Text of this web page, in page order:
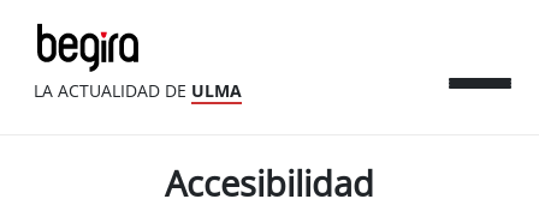
LA ACTUALIDAD DE ULMA
Accesibilidad